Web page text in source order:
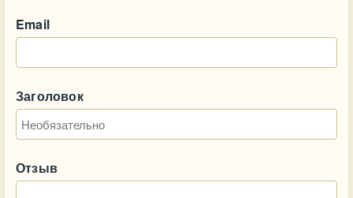
Email
Заголовок
Отзыв